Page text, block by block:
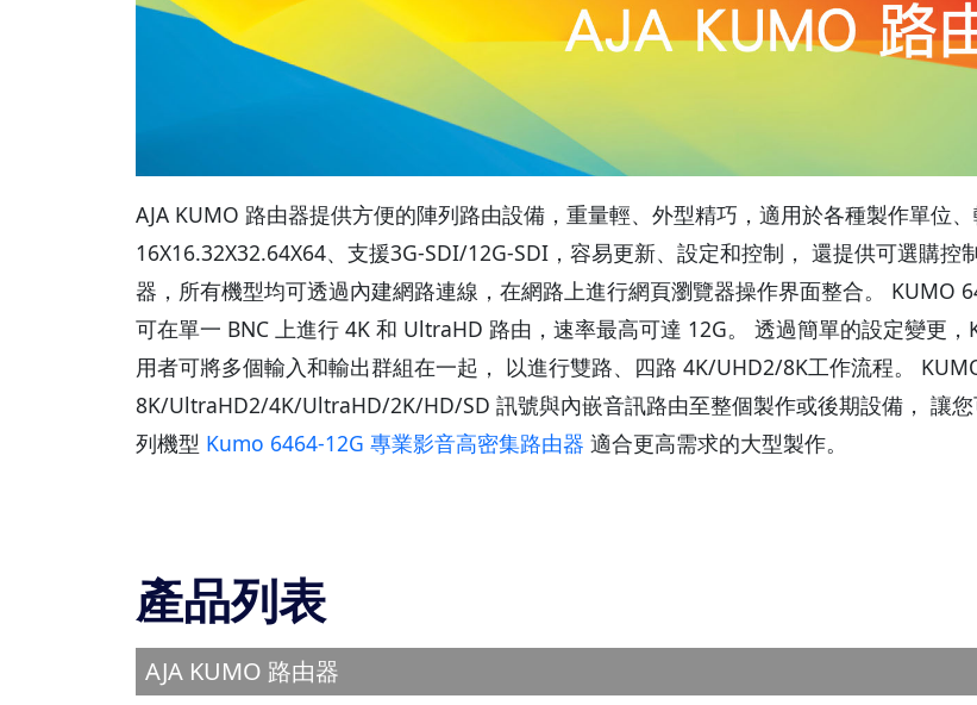
AJA KUMO 路由器提供方便的陣列路由設備，重量輕、外型精巧，適用於各種製作單位
16X16.32X32.64X64、支援3G-SDI/12G-SDI，容易更新、設定和控制， 還提供可選購
器，所有機型均可透過內建網路連線，在網路上進行網頁瀏覽器操作界面整合。 KUMO
可在單一 BNC 上進行 4K 和 UltraHD 路由，速率最高可達 12G。 透過簡單的設定變更
用者可將多個輸入和輸出群組在一起， 以進行雙路、四路 4K/UHD2/8K工作流程。
8K/UltraHD2/4K/UltraHD/2K/HD/SD 訊號與內嵌音訊路由至整個製作或後期設備， 讓
列機型 Kumo 6464-12G 專業影音高密集路由器 適合更高需求的大型製作。
產品列表
AJA KUMO 路由器